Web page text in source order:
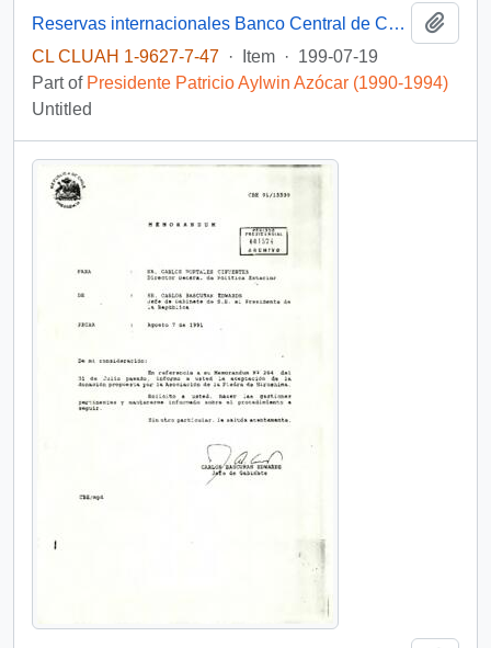
Reservas internacionales Banco Central de Chile
CL CLUAH 1-9627-7-47 · Item · 199-07-19
Part of Presidente Patricio Aylwin Azócar (1990-1994)
Untitled